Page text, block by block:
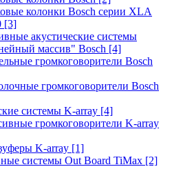
колонки Bosch серии XLA
[3]
акустические системы
массив" Bosch [4]
громкоговорители Bosch
громкоговорители Bosch
системы K-array [4]
громкоговорители K-array
K-array [1]
системы Out Board TiMax [2]